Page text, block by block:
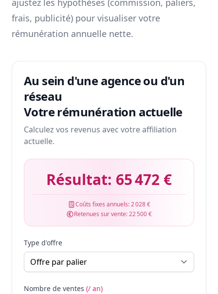
ajustez les hypothèses (commission, paliers,
frais, publicité) pour visualiser votre
rémunération annuelle nette.
Au sein d'une agence ou d'un
réseau
Votre rémunération actuelle
Calculez vos revenus avec votre affiliation
actuelle.
Résultat: 65 472 €
Coûts fixes annuels:2 028 €
Retenues sur vente:22 500 €
Type d'offre
Nombre de ventes (/ an)